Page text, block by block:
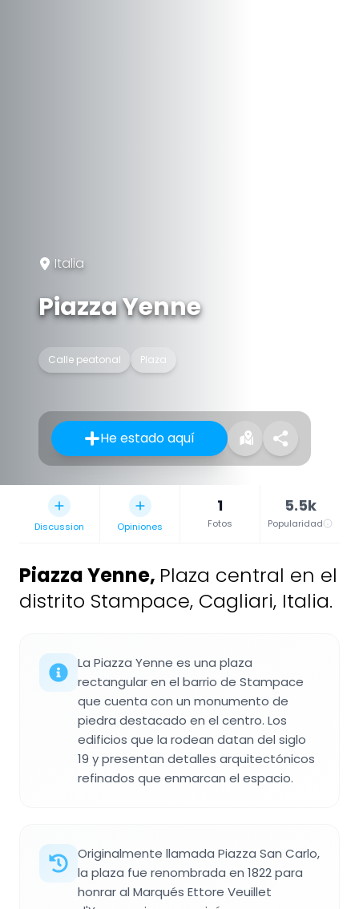
Italia
Piazza Yenne
Calle peatonal Plaza
He estado aquí
Discussion Opiniones
1
Fotos
5.5k
Popularidad
Piazza Yenne, Plaza central en el
distrito Stampace, Cagliari, Italia.
La Piazza Yenne es una plaza
rectangular en el barrio de Stampace
que cuenta con un monumento de
piedra destacado en el centro. Los
edificios que la rodean datan del siglo
19 y presentan detalles arquitectónicos
refinados que enmarcan el espacio.
Originalmente llamada Piazza San Carlo,
la plaza fue renombrada en 1822 para
honrar al Marqués Ettore Veuillet